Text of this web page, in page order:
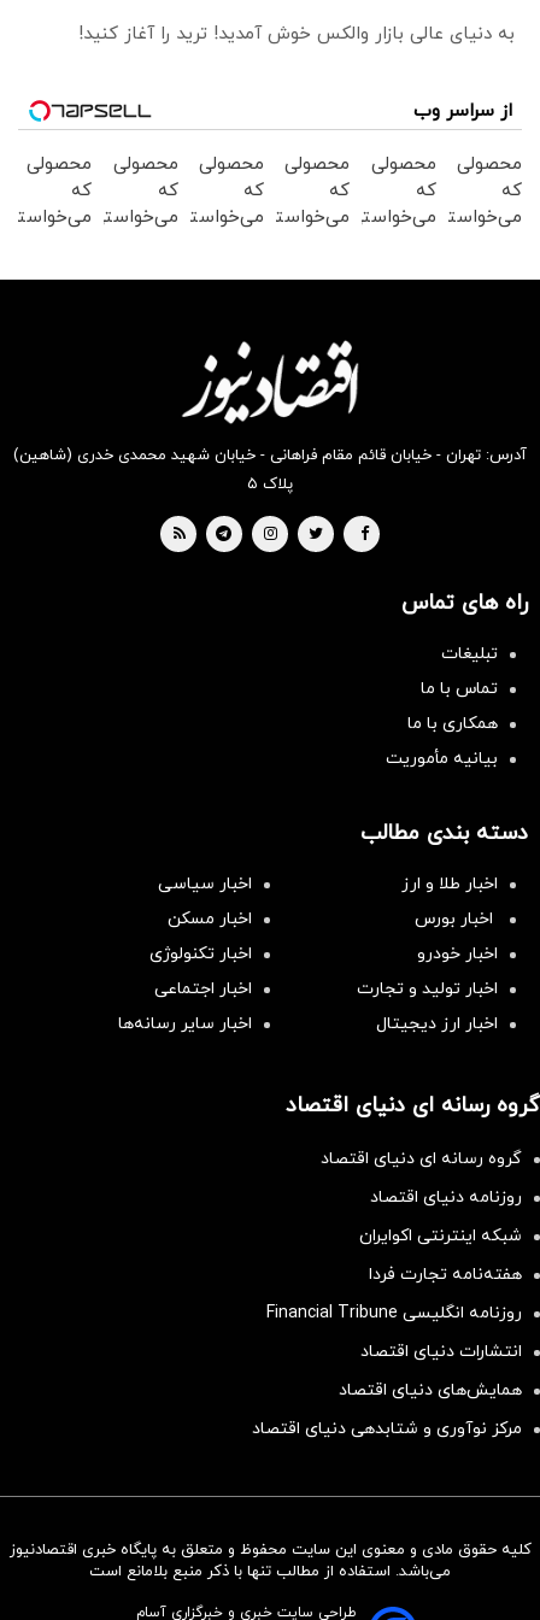
سرمایه‌گذاری همسنگ با شاخص
به دنیای عالی بازار والکس خوش آمدید! ترید را آغاز کنید!
از سراسر وب
محصولی
که
می‌خواستی
محصولی
که
می‌خواستی
محصولی
که
می‌خواستی
بخر !
محصولی
که
می‌خواستی
بخر !
محصولی
که
می‌خواستی
محصولی
که
می‌خواستی
آدرس: تهران - خیابان قائم مقام فراهانی - خیابان شهید محمدی خدری (شاهین)
پلاک ۵
راه های تماس
تبلیغات
تماس با ما
همکاری با ما
بیانیه مأموریت
دسته بندی مطالب
اخبار طلا و ارز
اخبار سیاسی
اخبار بورس
اخبار مسکن
اخبار خودرو
اخبار تکنولوژی
اخبار تولید و تجارت
اخبار اجتماعی
اخبار ارز دیجیتال
اخبار سایر رسانه‌‌ها
گروه رسانه ای دنیای اقتصاد
گروه رسانه ای دنیای اقتصاد
روزنامه دنیای اقتصاد
شبکه اینترنتی اکوایران
هفته‌نامه تجارت فردا
روزنامه انگلیسی Financial Tribune
انتشارات دنیای اقتصاد
همایش‌های دنیای اقتصاد
مرکز نوآوری و شتابدهی دنیای اقتصاد
کلیه حقوق مادی و معنوی این سایت محفوظ و متعلق به پایگاه خبری اقتصادنیوز
می‌باشد. استفاده از مطالب تنها با ذکر منبع بلامانع است
طراحی سایت خبری و خبرگزاری آسام